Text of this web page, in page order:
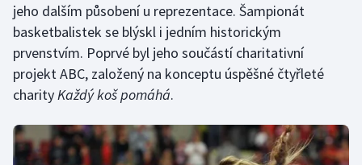
jeho dalším působení u reprezentace. Šampionát
basketbalistek se blýskl i jedním historickým
prvenstvím. Poprvé byl jeho součástí charitativní
projekt ABC, založený na konceptu úspěšné čtyřleté
charityKaždý koš pomáhá.